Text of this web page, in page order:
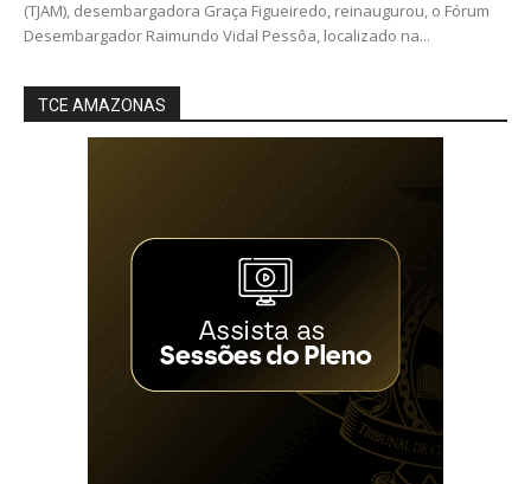
(TJAM), desembargadora Graça Figueiredo, reinaugurou, o Fórum
Desembargador Raimundo Vidal Pessôa, localizado na...
TCE AMAZONAS